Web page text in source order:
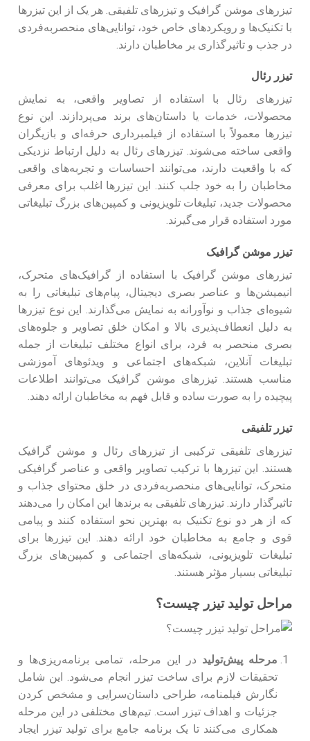
تیزرهای موشن گرافیک و تیزرهای تلفیقی. هر یک از این تیزرها
با تکنیک‌ها و رویکردهای خاص خود، توانایی‌های منحصربه‌فردی
در جذب و تاثیرگذاری بر مخاطبان دارند.
تیزر رئال
تیزرهای رئال با استفاده از تصاویر واقعی، به نمایش
محصولات، خدمات یا داستان‌های برند می‌پردازند. این نوع
تیزرها معمولاً با استفاده از فیلمبرداری حرفه‌ای و بازیگران
واقعی ساخته می‌شوند. تیزرهای رئال به دلیل ارتباط نزدیکی
که با واقعیت دارند، می‌توانند احساسات و تجربه‌های واقعی
مخاطبان را به خود جلب کنند. این تیزرها اغلب برای معرفی
محصولات جدید، تبلیغات تلویزیونی و کمپین‌های بزرگ تبلیغاتی
مورد استفاده قرار می‌گیرند.
تیزر موشن گرافیک
تیزرهای موشن گرافیک با استفاده از گرافیک‌های متحرک،
انیمیشن‌ها و عناصر بصری دیجیتال، پیام‌های تبلیغاتی را به
شیوه‌ای جذاب و نوآورانه به نمایش می‌گذارند. این نوع تیزرها
به دلیل انعطاف‌پذیری بالا و امکان خلق تصاویر و جلوه‌های
بصری منحصر به فرد، برای انواع مختلف تبلیغات از جمله
تبلیغات آنلاین، شبکه‌های اجتماعی و ویدئوهای آموزشی
مناسب هستند. تیزرهای موشن گرافیک می‌توانند اطلاعات
پیچیده را به صورت ساده و قابل فهم به مخاطبان ارائه دهند.
تیزر تلفیقی
تیزرهای تلفیقی ترکیبی از تیزرهای رئال و موشن گرافیک
هستند. این تیزرها با ترکیب تصاویر واقعی و عناصر گرافیکی
متحرک، توانایی‌های منحصربه‌فردی در خلق محتوای جذاب و
تاثیرگذار دارند. تیزرهای تلفیقی به برندها این امکان را می‌دهند
که از هر دو نوع تکنیک به بهترین نحو استفاده کنند و پیامی
قوی و جامع به مخاطبان خود ارائه دهند. این تیزرها برای
تبلیغات تلویزیونی، شبکه‌های اجتماعی و کمپین‌های بزرگ
تبلیغاتی بسیار مؤثر هستند.
مراحل تولید تیزر چیست؟
مرحله پیش‌تولید در این مرحله، تمامی برنامه‌ریزی‌ها و
تحقیقات لازم برای ساخت تیزر انجام می‌شود. این شامل
نگارش فیلمنامه، طراحی داستان‌سرایی و مشخص کردن
جزئیات و اهداف تیزر است. تیم‌های مختلفی در این مرحله
همکاری می‌کنند تا یک برنامه جامع برای تولید تیزر ایجاد